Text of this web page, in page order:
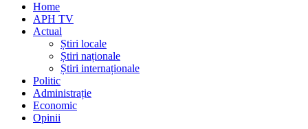
Home
APH TV
Actual
Știri locale
Știri naționale
Știri internaționale
Politic
Administrație
Economic
Opinii